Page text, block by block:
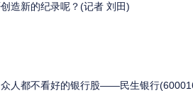
造新的纪录呢？(记者 刘田)
都不看好的银行股——民生银行